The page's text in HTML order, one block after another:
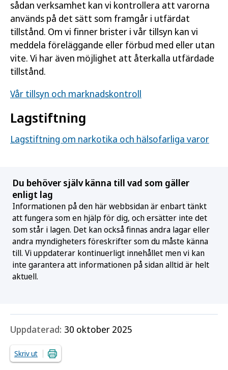
sådan verksamhet kan vi kontrollera att varorna
används på det sätt som framgår i utfärdat
tillstånd. Om vi finner brister i vår tillsyn kan vi
meddela föreläggande eller förbud med eller utan
vite. Vi har även möjlighet att återkalla utfärdade
tillstånd.
Vår tillsyn och marknadskontroll
Lagstiftning
Lagstiftning om narkotika och hälsofarliga varor
Du behöver själv känna till vad som gäller
enligt lag
Informationen på den här webbsidan är enbart tänkt
att fungera som en hjälp för dig, och ersätter inte det
som står i lagen. Det kan också finnas andra lagar eller
andra myndigheters föreskrifter som du måste känna
till. Vi uppdaterar kontinuerligt innehållet men vi kan
inte garantera att informationen på sidan alltid är helt
aktuell.
Uppdaterad: 30 oktober 2025
Skriv ut